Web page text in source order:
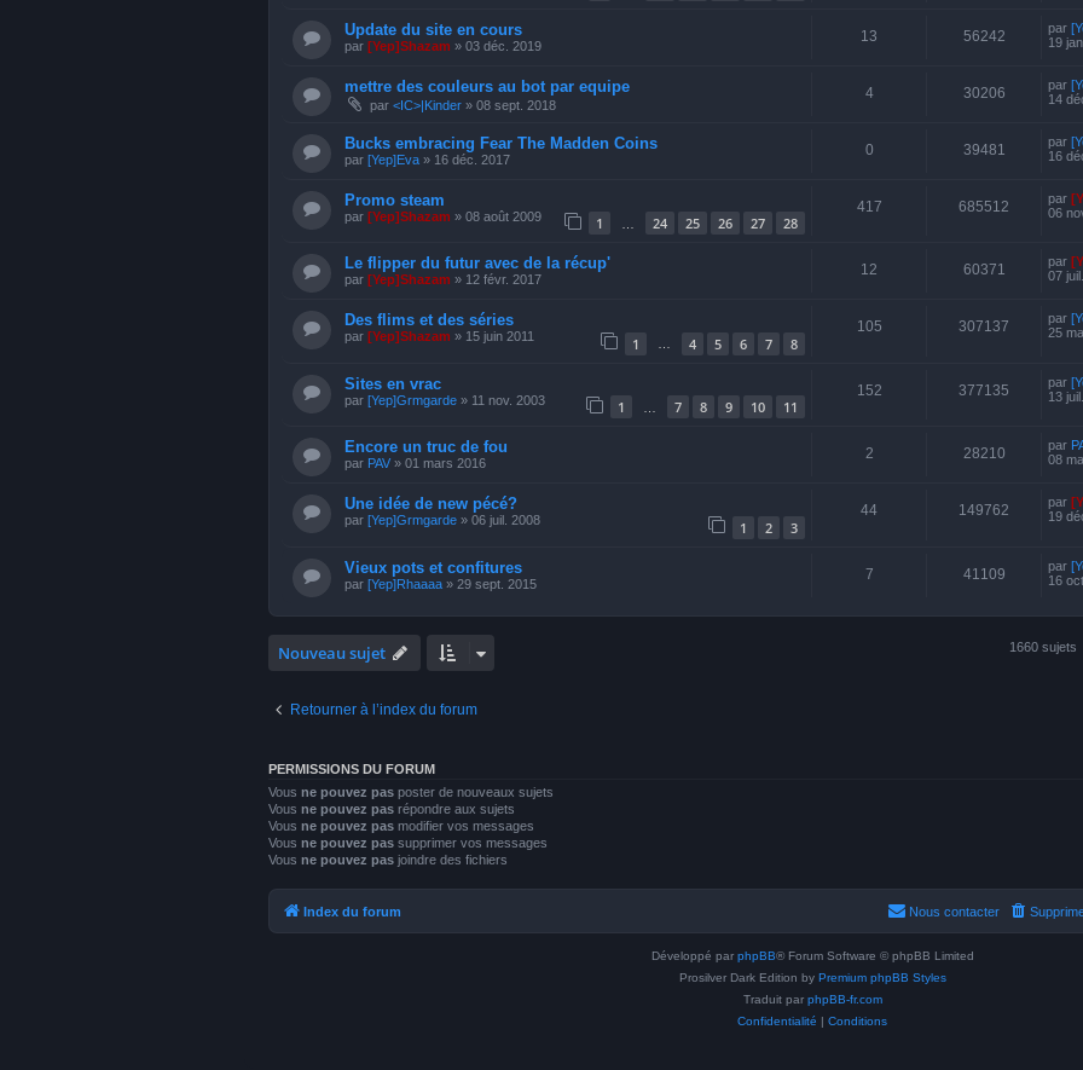
Update du site en cours
par [Yep]Shazam » 03 déc. 2019
13 56242 par
19
mettre des couleurs au bot par equipe
par <IC>|Kinder » 08 sept. 2018
4 30206 par
14
Bucks embracing Fear The Madden Coins
par [Yep]Eva » 16 déc. 2017
0 39481 par
16
Promo steam
par [Yep]Shazam » 08 août 2009 1 24 25 26 27 28
417 685512 par
06
Le flipper du futur avec de la récup'
par [Yep]Shazam » 12 févr. 2017
12 60371 par
07
Des flims et des séries
par [Yep]Shazam » 15 juin 2011 1 4 5 6 7 8
105 307137 par
25
Sites en vrac
par [Yep]Grmgarde » 11 nov. 2003 1 7 8 9 10 11
152 377135 par
13
Encore un truc de fou
par PAV » 01 mars 2016
2 28210 par
08
Une idée de new pécé?
par [Yep]Grmgarde » 06 juil. 2008 1 2 3
44 149762 par
19
Vieux pots et confitures
par [Yep]Rhaaaa » 29 sept. 2015
7 41109 par
16
Nouveau sujet 1660 sujets
Retourner à l’index du forum
PERMISSIONS DU FORUM
Vous ne pouvez pas poster de nouveaux sujets
Vous ne pouvez pas répondre aux sujets
Vous ne pouvez pas modifier vos messages
Vous ne pouvez pas supprimer vos messages
Vous ne pouvez pas joindre des fichiers
Index du forum Nous contacter
Développé par phpBB® Forum Software © phpBB Limited
Prosilver Dark Edition by Premium phpBB Styles
Traduit par phpBB-fr.com
Confidentialité | Conditions